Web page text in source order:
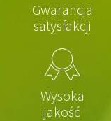
Gwarancja
satysfakcji
Wysoka
jakość